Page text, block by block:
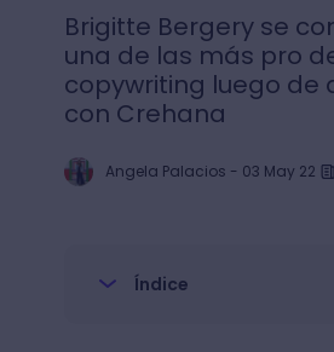
Brigitte Bergery se
una de las más pro
copywriting luego de
con Crehana
Angela Palacios - 03 May 22
Índice